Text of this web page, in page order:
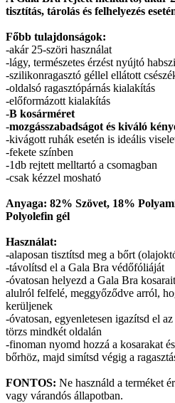
tisztítás, tárolás és felhelyezés
Főbb tulajdonságok:
-akár 25-szöri használat
-lágy, természetes érzést nyújtó
-szilikonragasztó géllel ellátott
-oldalsó ragasztópárnás kialakítás
-előformázott kialakítás
-B kosárméret
-mozgásszabadságot és kiváló
-kivágott ruhák esetén is ideális
-fekete színben
-1db rejtett melltartó a csomagban
-csak kézzel mosható
Anyaga: 82% Szövet, 18%
Polyolefin gél
Használat:
-alaposan tisztítsd meg a bőrt
-távolítsd el a Gala Bra védőfóliáját
-óvatosan helyezd a Gala Bra
alulról felfelé, meggyőződve arról,
kerüljenek
-óvatosan, egyenletesen igazítsd el
törzs mindkét oldalán
-finoman nyomd hozzá a kosarakat
bőrhöz, majd simítsd végig a
FONTOS: Ne használd a terméket
vagy várandós állapotban.